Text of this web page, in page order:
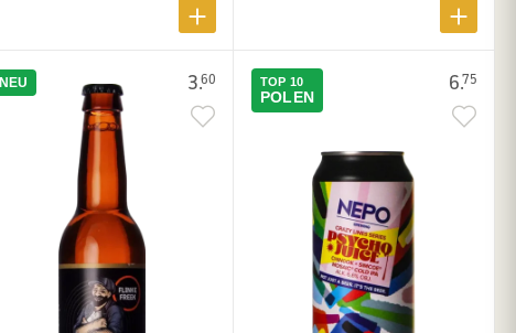
3.60
NEU 6.75
TOP 10
POLEN